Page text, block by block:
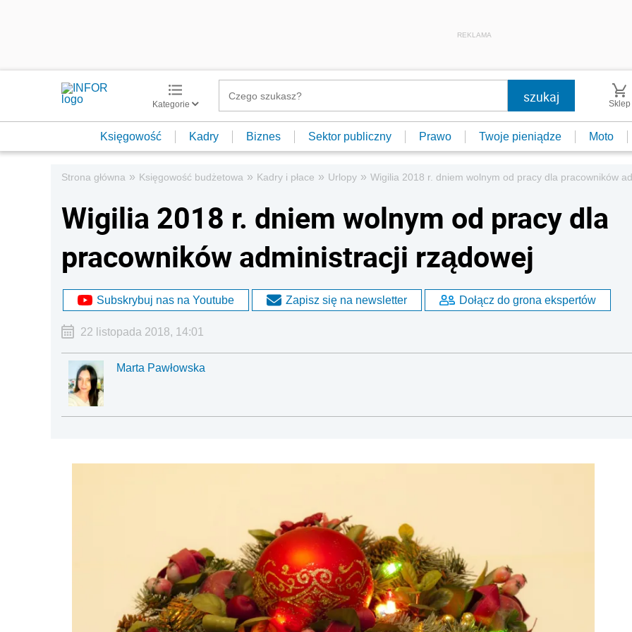
REKLAMA
Kategorie Sklep
Księgowość Kadry Biznes Sektor publiczny Prawo Twoje pieniądze Moto
Strona główna » Księgowość budżetowa » Kadry i płace » Urlopy » Wigilia 2018 r. dniem wolnym od pracy dla pracowników
Wigilia 2018 r. dniem wolnym od pracy dla
pracowników administracji rządowej
Subskrybuj nas na Youtube Zapisz się na newsletter Dołącz do grona ekspertów
22 listopada 2018, 14:01
Marta Pawłowska